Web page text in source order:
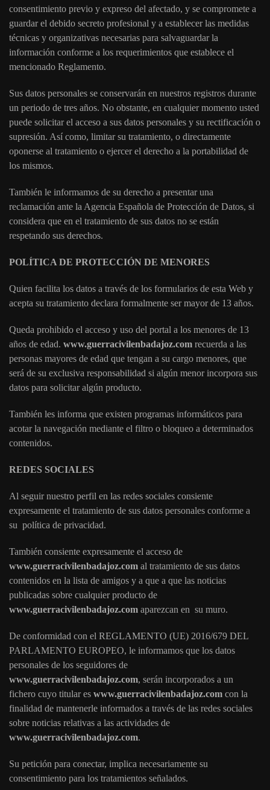
consentimiento previo y expreso del afectado, y se compromete a
guardar el debido secreto profesional y a establecer las medidas
técnicas y organizativas necesarias para salvaguardar la
información conforme a los requerimientos que establece el
mencionado Reglamento.
Sus datos personales se conservarán en nuestros registros durante
un periodo de tres años. No obstante, en cualquier momento usted
puede solicitar el acceso a sus datos personales y su rectificación o
supresión. Así como, limitar su tratamiento, o directamente
oponerse al tratamiento o ejercer el derecho a la portabilidad de
los mismos.
También le informamos de su derecho a presentar una
reclamación ante la Agencia Española de Protección de Datos, si
considera que en el tratamiento de sus datos no se están
respetando sus derechos.
POLÍTICA DE PROTECCIÓN DE MENORES
Quien facilita los datos a través de los formularios de esta Web y
acepta su tratamiento declara formalmente ser mayor de 13 años.
Queda prohibido el acceso y uso del portal a los menores de 13
años de edad. www.guerracivilenbadajoz.com recuerda a las
personas mayores de edad que tengan a su cargo menores, que
será de su exclusiva responsabilidad si algún menor incorpora sus
datos para solicitar algún producto.
También les informa que existen programas informáticos para
acotar la navegación mediante el filtro o bloqueo a determinados
contenidos.
REDES SOCIALES
Al seguir nuestro perfil en las redes sociales consiente
expresamente el tratamiento de sus datos personales conforme a
su política de privacidad.
También consiente expresamente el acceso de
www.guerracivilenbadajoz.com al tratamiento de sus datos
contenidos en la lista de amigos y a que a que las noticias
publicadas sobre cualquier producto de
www.guerracivilenbadajoz.com aparezcan en su muro.
De conformidad con el REGLAMENTO (UE) 2016/679 DEL
PARLAMENTO EUROPEO, le informamos que los datos
personales de los seguidores de
www.guerracivilenbadajoz.com, serán incorporados a un
fichero cuyo titular es www.guerracivilenbadajoz.com con la
finalidad de mantenerle informados a través de las redes sociales
sobre noticias relativas a las actividades de
www.guerracivilenbadajoz.com.
Su petición para conectar, implica necesariamente su
consentimiento para los tratamientos señalados.